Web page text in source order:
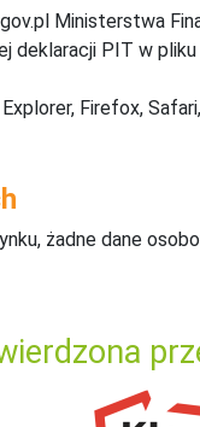
Ministerstwa
deklaracji PIT w pliku
Firefox,
żadne dane